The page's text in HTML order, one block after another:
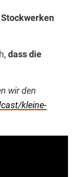
dass die
wir den
kleine-